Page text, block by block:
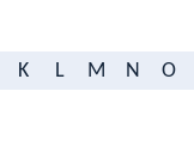
K L M N O